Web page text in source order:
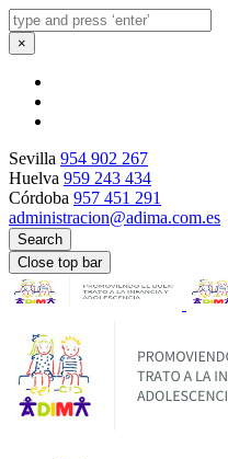
×
Sevilla 954 902 267
Huelva 959 243 434
Córdoba 957 451 291
administracion@adima.com.es
Search
Close top bar